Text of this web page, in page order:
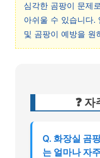
심각한 곰팡이 문제
아쉬울 수 있습니다.
및 곰팡이 예방을 원
❓
Q. 화장실 곰
는 얼마나 자